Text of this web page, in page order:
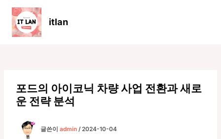
itlan
포드의 아이코닉 차량 사업 전환과 새로
운 전략 분석
글쓴이 admin /2024-10-04